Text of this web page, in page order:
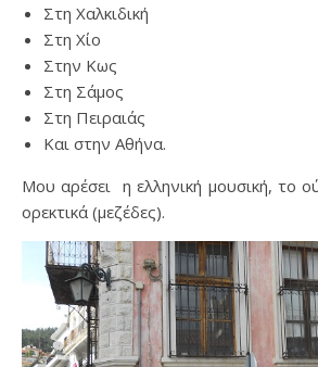
Στη Χαλκιδική
Στη Χίο
Στην Κως
Στη Σάμος
Στη Πειραιάς
Και στην Αθήνα.
Μου αρέσει η ελληνική μουσική, το
ορεκτικά (μεζέδες).